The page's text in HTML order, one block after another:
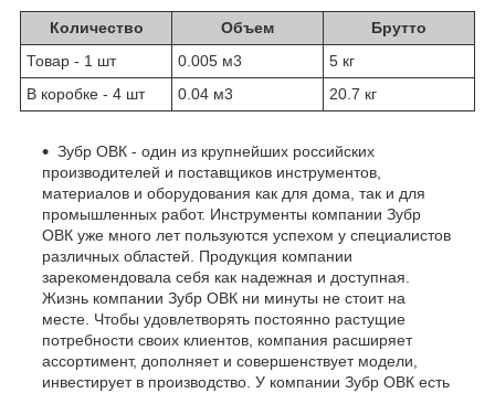
Количество Объем
Брутто
Товар - 1 шт
0.005 м3
5 кг
В коробке - 4 шт
0.04 м3 20.7 кг
Зубр ОВК - один из крупнейших российских
производителей и поставщиков инструментов,
материалов и оборудования как для дома, так и для
промышленных работ. Инструменты компании Зубр
ОВК уже много лет пользуются успехом у специалистов
различных областей. Продукция компании
зарекомендовала себя как надежная и доступная.
Жизнь компании Зубр ОВК ни минуты не стоит на
месте. Чтобы удовлетворять постоянно растущие
потребности своих клиентов, компания расширяет
ассортимент, дополняет и совершенствует модели,
инвестирует в производство. У компании Зубр ОВК есть